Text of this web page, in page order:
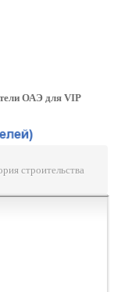
ОАЭ для VIP
строительства